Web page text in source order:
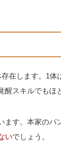
在します。1体
スキルでもほ
ます。本家のパ
いでしょう。